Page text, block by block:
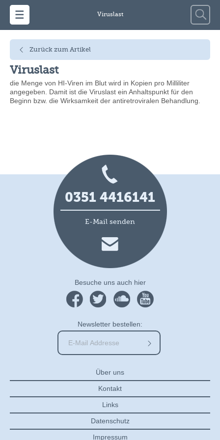
Viruslast
Suche
nach:
Zurück zum Artikel
Viruslast
die Menge von HI-Viren im Blut wird in Kopien pro Milliliter
angegeben. Damit ist die Viruslast ein Anhaltspunkt für den
Beginn bzw. die Wirksamkeit der antiretroviralen Behandlung.
0351 4416141
E-Mail senden
Besuche uns auch hier
Newsletter bestellen:
Über uns
Kontakt
Links
Datenschutz
Impressum